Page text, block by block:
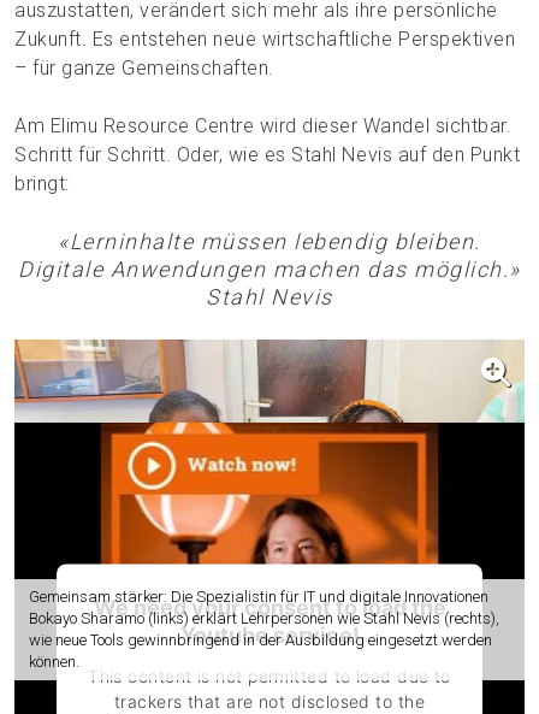
auszustatten, verändert sich mehr als ihre persönliche
Zukunft. Es entstehen neue wirtschaftliche Perspektiven
– für ganze Gemeinschaften.
Am Elimu Resource Centre wird dieser Wandel sichtbar.
Schritt für Schritt. Oder, wie es Stahl Nevis auf den Punkt
bringt:
«Lerninhalte müssen lebendig bleiben.
Digitale Anwendungen machen das möglich.»
Stahl Nevis
Gemeinsam stärker: Die Spezialistin für IT und digitale Innovationen
Bokayo Sharamo (links) erklärt Lehrpersonen wie Stahl Nevis (rechts),
wie neue Tools gewinnbringend in der Ausbildung eingesetzt werden
können.
We need your consent to load the
Youtube service!
This content is not permitted to load due to
trackers that are not disclosed to the